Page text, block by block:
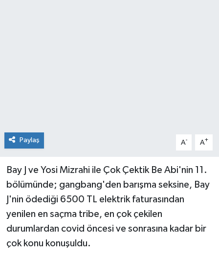
Paylaş A- A+
Bay J ve Yosi Mizrahi ile Çok Çektik Be Abi'nin 11.
bölümünde; gangbang'den barışma seksine, Bay
J'nin ödediği 6500 TL elektrik faturasından
yenilen en saçma tribe, en çok çekilen
durumlardan covid öncesi ve sonrasına kadar bir
çok konu konuşuldu.